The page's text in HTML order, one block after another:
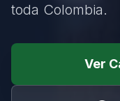
toda Colombia.
Ver